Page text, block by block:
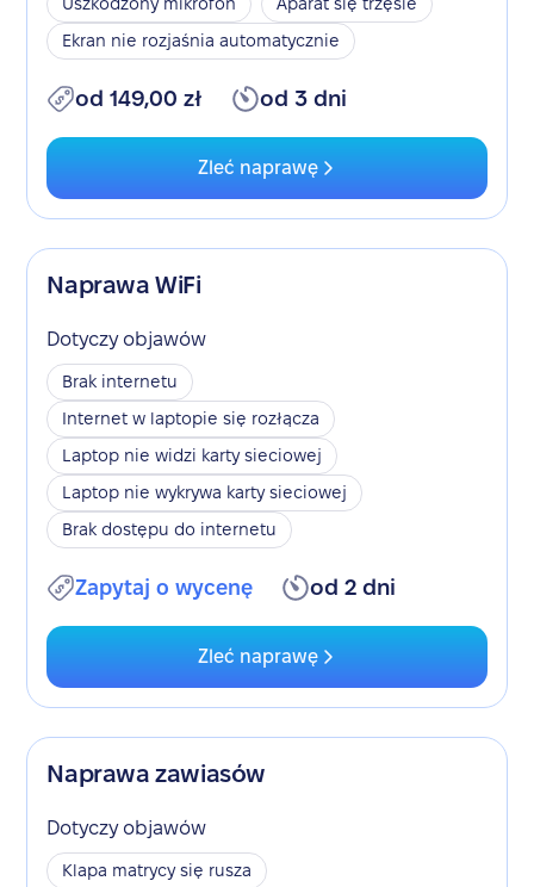
Ekran nie rozjaśnia automatycznie
od 149,00 zł od 3 dni
Zleć naprawę
Naprawa WiFi
Dotyczy objawów
Brak internetu
Internet w laptopie się rozłącza
Laptop nie widzi karty sieciowej
Laptop nie wykrywa karty sieciowej
Brak dostępu do internetu
Zapytaj o wycenę od 2 dni
Zleć naprawę
Naprawa zawiasów
Dotyczy objawów
Klapa matrycy się rusza